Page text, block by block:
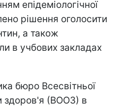
епідеміологічної
рішення оголосити
а також
в учбових закладах
бюро Всесвітньої
здоров'я (ВООЗ) в